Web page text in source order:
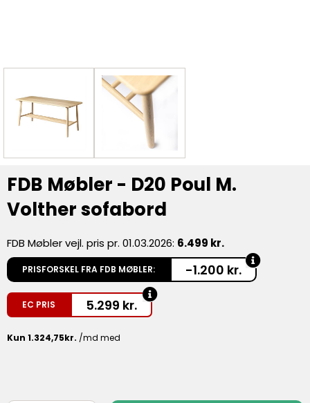
FDB Møbler - D20 Poul M.
Volther sofabord
FDB Møbler vejl. pris pr. 01.03.2026: 6.499 kr.
PRISFORSKEL FRA FDB MØBLER: -1.200 kr.
EC PRIS 5.299 kr.